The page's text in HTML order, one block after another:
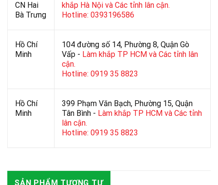
CN Hai
Bà Trưng
khắp Hà Nội và Các tỉnh lân cận.
Hotline: 0393196586
Hồ Chí
Minh
104 đường số 14, Phường 8, Quận Gò
Vấp - Làm khắp TP HCM và Các tỉnh lân
cận.
Hotline: 0919 35 8823
Hồ Chí
Minh
399 Phạm Văn Bạch, Phường 15, Quận
Tân Bình - Làm khắp TP HCM và Các tỉnh
lân cận.
Hotline: 0919 35 8823
SẢN PHẨM TƯƠNG TỰ